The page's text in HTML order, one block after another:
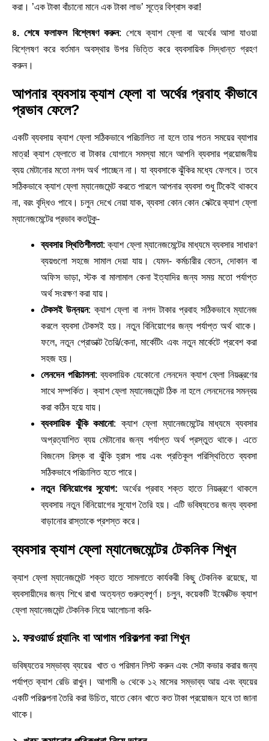
করা। ’এক টাকা বাঁচানো মানে এক টাকা লাভ’ সূত্রে বিশ্বাস করা!
৪. শেষে ফলাফল বিশ্লেষণ করুন: শেষে ক্যাশ ফ্লো বা অর্থের আসা যাওয়া
বিশ্লেষণ করে বর্তমান অবস্থার উপর ভিত্তি করে ব্যবসায়িক সিদ্ধান্ত গ্রহণ
করুন।
আপনার ব্যবসায় ক্যাশ ফ্লো বা অর্থের প্রবাহ কীভাবে
প্রভাব ফেলে?
একটি ব্যবসায় ক্যাশ ফ্লো সঠিকভাবে পরিচালিত না হলে তার পতন সময়ের ব্যাপার
মাত্র! ক্যাশ ফ্লোতে বা টাকার যোগানে সমস্যা মানে আপনি ব্যবসার প্রয়োজনীয়
ব্যয় মেটানোর মতো নগদ অর্থ পাচ্ছেন না। যা ব্যবসাকে ঝুঁকির মধ্যে ফেলবে। তবে
সঠিকভাবে ক্যাশ ফ্লো ম্যানেজমেন্ট করতে পারলে আপনার ব্যবসা শুধু টিকেই থাকবে
না, বরং বৃদ্ধিও পাবে। চলুন দেখে নেয়া যাক, ব্যবসা কোন কোন সেক্টরে ক্যাশ ফ্লো
ম্যানেজমেন্টের প্রভাব কতটুকু-
ব্যবসার স্থিতিশীলতা: ক্যাশ ফ্লো ম্যানেজমেন্টের মাধ্যমে ব্যবসার সাধারণ
ব্যয়গুলো সহজে সামাল দেয়া যায়। যেমন- কর্মচারীর বেতন, দোকান বা
অফিস ভাড়া, স্টক বা মালামাল কেনা ইত্যাদির জন্য সময় মতো পর্যাপ্ত
অর্থ সংরক্ষণ করা যায়।
টেকসই উন্নয়ন: ক্যাশ ফ্লো বা নগদ টাকার প্রবাহ সঠিকভাবে ম্যানেজ
করলে ব্যবসা টেকসই হয়। নতুন বিনিয়োগের জন্য পর্যাপ্ত অর্থ থাকে।
ফলে, নতুন প্রোডাক্ট তৈরি/কেনা, মার্কেটিং এবং নতুন মার্কেটে প্রবেশ করা
সহজ হয়।
লেনদেন পরিচালনা: ব্যবসায়িক যেকোনো লেনদেন ক্যাশ ফ্লো নিয়ন্ত্রণের
সাথে সম্পর্কিত। ক্যাশ ফ্লো ম্যানেজমেন্ট ঠিক না হলে লেনদেনের সমন্বয়
করা কঠিন হয়ে যায়।
ব্যবসায়িক ঝুঁকি কমানো: ক্যাশ ফ্লো ম্যানেজমেন্টের মাধ্যমে ব্যবসার
অপ্রত্যাশিত ব্যয় মেটানোর জন্য পর্যাপ্ত অর্থ প্রস্তুত থাকে। এতে
বিজনেস রিস্ক বা ঝুঁকি হ্রাস পায় এবং প্রতিকূল পরিস্থিতিতে ব্যবসা
সঠিকভাবে পরিচালিত হতে পারে।
নতুন বিনিয়োগের সুযোগ: অর্থের প্রবাহ শক্ত হাতে নিয়ন্ত্রণে থাকলে
ব্যবসায় নতুন বিনিয়োগের সুযোগ তৈরি হয়। এটি ভবিষ্যতের জন্য ব্যবসা
বাড়ানোর রাস্তাকে প্রশস্ত করে।
ব্যবসার ক্যাশ ফ্লো ম্যানেজমেন্টের টেকনিক শিখুন
ক্যাশ ফ্লো ম্যানেজমেন্ট শক্ত হাতে সামলাতে কার্যকরী কিছু টেকনিক রয়েছে, যা
ব্যবসায়ীদের জন্য শিখে রাখা অত্যন্ত গুরুত্বপূর্ণ। চলুন, কয়েকটি ইফেক্টিভ ক্যাশ
ফ্লো ম্যানেজমেন্ট টেকনিক নিয়ে আলোচনা করি-
১. ফরওয়ার্ড প্ল্যানিং বা আগাম পরিকল্পনা করা শিখুন
ভবিষ্যতের সম্ভাব্য ব্যয়ের খাত ও পরিমান লিস্ট করুন এবং সেটা কভার করার জন্য
পর্যাপ্ত ক্যাশ রেডি রাখুন। আগামী ৬ থেকে ১২ মাসের সম্ভাব্য আয় এবং ব্যয়ের
একটি পরিকল্পনা তৈরি করা উচিত, যাতে কোন খাতে কত টাকা প্রয়োজন হবে তা জানা
থাকে।